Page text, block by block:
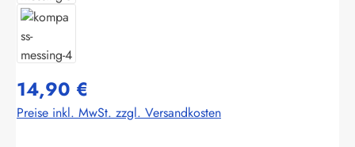
14,90 €
Preise inkl. MwSt. zzgl. Versandkosten